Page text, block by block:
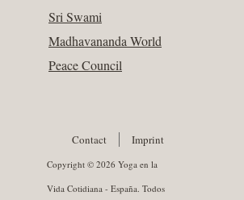
Sri Swami
Madhavananda World
Peace Council
Contact Imprint
Copyright © 2026 Yoga en la
Vida Cotidiana - España. Todos